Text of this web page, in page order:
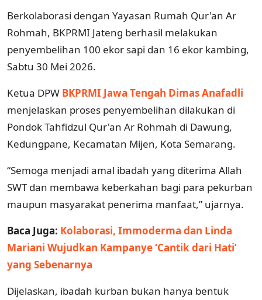
Berkolaborasi dengan Yayasan Rumah Qur'an Ar
Rohmah, BKPRMI Jateng berhasil melakukan
penyembelihan 100 ekor sapi dan 16 ekor kambing,
Sabtu 30 Mei 2026.
Ketua DPW BKPRMI Jawa Tengah Dimas Anafadli
menjelaskan proses penyembelihan dilakukan di
Pondok Tahfidzul Qur'an Ar Rohmah di Dawung,
Kedungpane, Kecamatan Mijen, Kota Semarang.
“Semoga menjadi amal ibadah yang diterima Allah
SWT dan membawa keberkahan bagi para pekurban
maupun masyarakat penerima manfaat,” ujarnya.
Baca Juga: Kolaborasi, Immoderma dan Linda
Mariani Wujudkan Kampanye ‘Cantik dari Hati’
yang Sebenarnya
Dijelaskan, ibadah kurban bukan hanya bentuk